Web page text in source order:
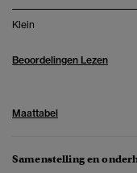
Klein
Beoordelingen Lezen
Maattabel
Samenstelling en